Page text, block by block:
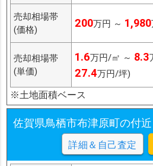
売却相場帯
(価格)
200万円 ～ 1,980
売却相場帯
(単価)
1.6万円/㎡ ～ 8.3
27.4万円/坪)
※土地面積ベース
佐賀県鳥栖市布津原町の付近
詳細＆自己査定